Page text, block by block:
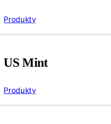
Produkty
US Mint
Produkty